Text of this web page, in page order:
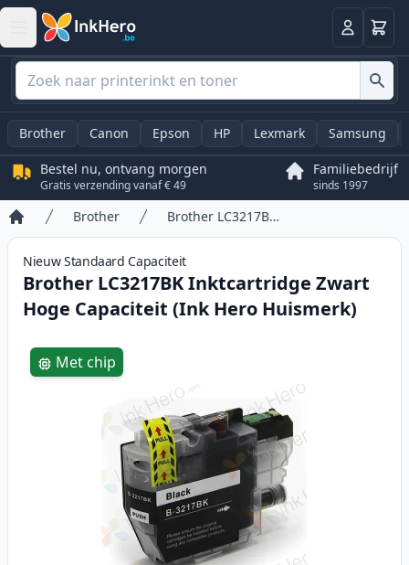
Log in
Brother Canon Epson HP Lexmark Samsung
Bestel nu, ontvang morgen
Gratis verzending vanaf € 49
Familiebedrijf
sinds 1997
Home
Brother Brother LC3217BK Inktcartridge Zwart Hoge Capaciteit (Ink Hero Huismerk)
NieuwStandaard Capaciteit
Brother LC3217BK Inktcartridge Zwart
Hoge Capaciteit (Ink Hero Huismerk)
Product information
Met chip